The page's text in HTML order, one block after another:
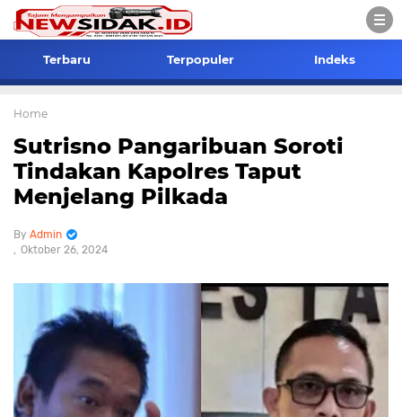
Terbaru Terpopuler Indeks
Home
Sutrisno Pangaribuan Soroti
Tindakan Kapolres Taput
Menjelang Pilkada
Admin
Oktober 26, 2024